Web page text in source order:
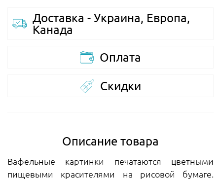
Доставка - Украина, Европа,
Канада
Оплата
Скидки
Описание товара
Вафельные картинки печатаются цветными
пищевыми красителями на рисовой бумаге.